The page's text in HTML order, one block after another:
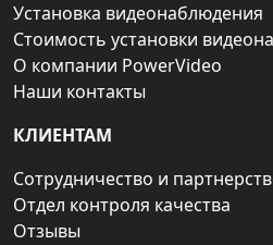
Установка видеонаблюдения
Стоимость установки
О компании PowerVideo
Наши контакты
КЛИЕНТАМ
Сотрудничество и
Отдел контроля качества
Отзывы